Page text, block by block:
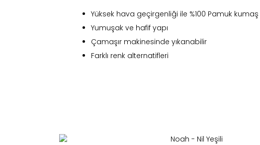
Yüksek hava geçirgenliği ile %100 Pamuk kumaş
Yumuşak ve hafif yapı
Çamaşır makinesinde yıkanabilir
Farklı renk alternatifleri